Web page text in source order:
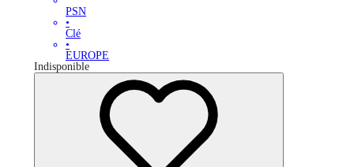
PSN
•
Clé
•
EUROPE
Indisponible